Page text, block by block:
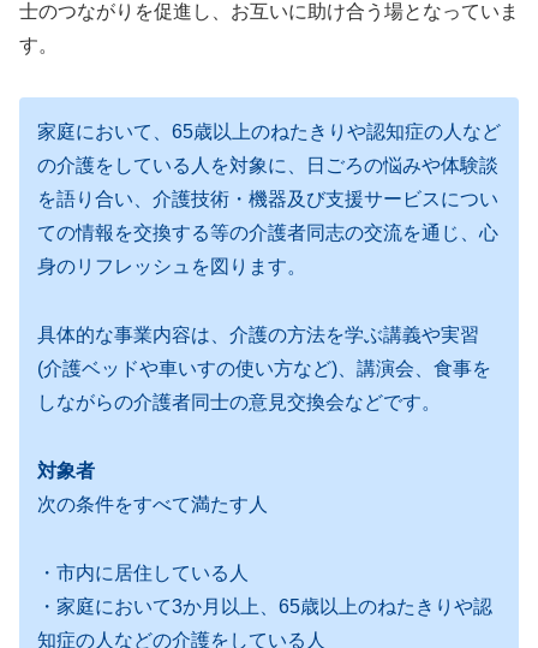
士のつながりを促進し、お互いに助け合う場となっていま
す。
家庭において、65歳以上のねたきりや認知症の人など
の介護をしている人を対象に、日ごろの悩みや体験談
を語り合い、介護技術・機器及び支援サービスについ
ての情報を交換する等の介護者同志の交流を通じ、心
身のリフレッシュを図ります。
具体的な事業内容は、介護の方法を学ぶ講義や実習
(介護ベッドや車いすの使い方など)、講演会、食事を
しながらの介護者同士の意見交換会などです。
対象者
次の条件をすべて満たす人
・市内に居住している人
・家庭において3か月以上、65歳以上のねたきりや認
知症の人などの介護をしている人